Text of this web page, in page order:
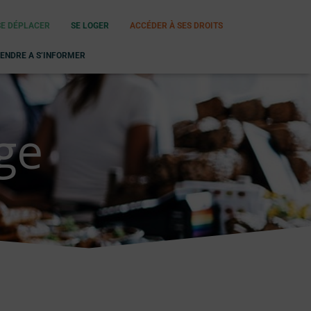
DÉPLACER SE LOGER ACCÉDER À SES DROITS
A S’INFORMER